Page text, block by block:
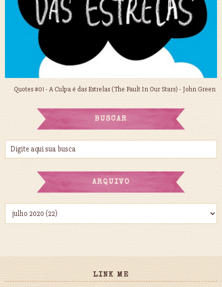
Quotes #01 - A Culpa é das Estrelas (The Fault In Our Stars) - John Green
BUSCAR
ARQUIVO
LINK ME